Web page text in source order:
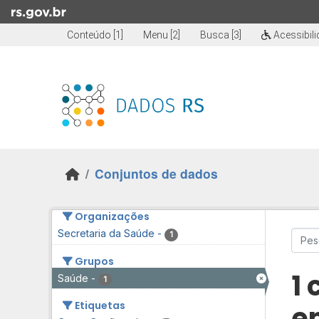
Skip to main content
Conteúdo [1] Menu [2] Busca [3]
Conjuntos de dados
Organizações
Secretaria da Saúde - 1
Grupos
Saúde - 1
Etiquetas
1